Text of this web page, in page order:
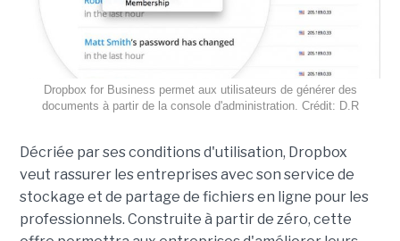
Dropbox for Business permet aux utilisateurs de générer des
documents à partir de la console d'administration. Crédit: D.R
Décriée par ses conditions d'utilisation, Dropbox
veut rassurer les entreprises avec son service de
stockage et de partage de fichiers en ligne pour les
professionnels. Construite à partir de zéro, cette